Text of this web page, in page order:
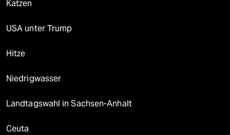
Katzen
USA unter Trump
Hitze
Niedrigwasser
Landtagswahl in Sachsen-Anhalt
Ceuta